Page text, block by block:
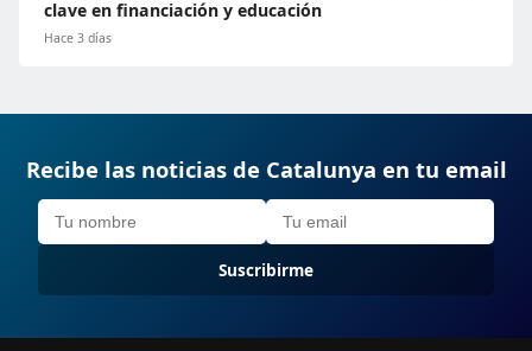
clave en financiación y educación
Hace 3 días
Recibe las noticias de Catalunya en tu email
Suscribirme